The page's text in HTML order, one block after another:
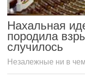
Нахальная
породила
случилось
Незалежные ни в